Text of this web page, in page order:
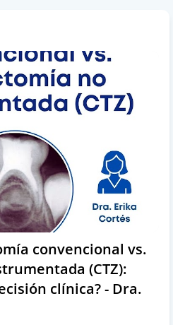
convencional vs.
(CTZ):
clínica? - Dra.